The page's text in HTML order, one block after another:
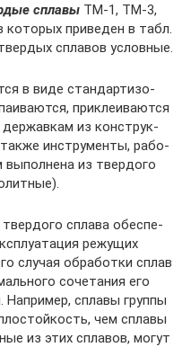
сплавы ТМ-1, ТМ-3,
приведен в табл.
сплавов условные.
в виде стандартизо­
приклеиваются
державкам из конструк­
инструменты, рабо­
из твердого
сплава обеспе­
режущих
случая обработки сплав
сочетания его
Например, сплавы группы
чем сплавы
из этих сплавов, могут